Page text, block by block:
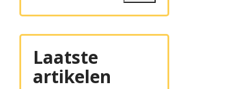
Laatste
artikelen